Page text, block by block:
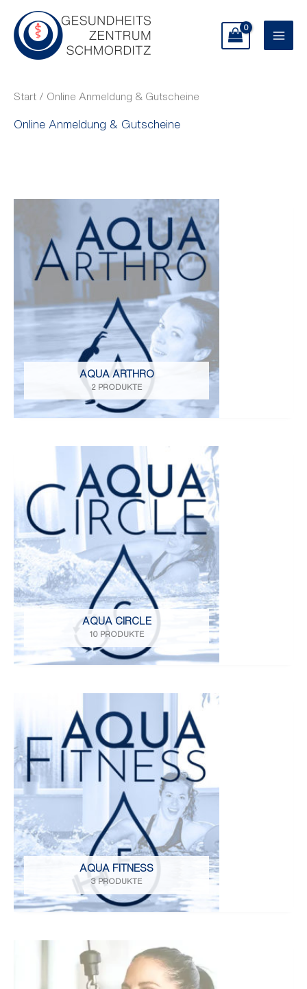
Inhalt
springen
Start / Online Anmeldung & Gutscheine
Online Anmeldung & Gutscheine
AQUA ARTHRO
2 PRODUKTE
AQUA CIRCLE
10 PRODUKTE
AQUA FITNESS
3 PRODUKTE